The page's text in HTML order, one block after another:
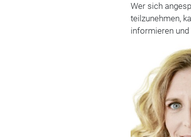
Wer sich
teilzunehmen,
informieren und